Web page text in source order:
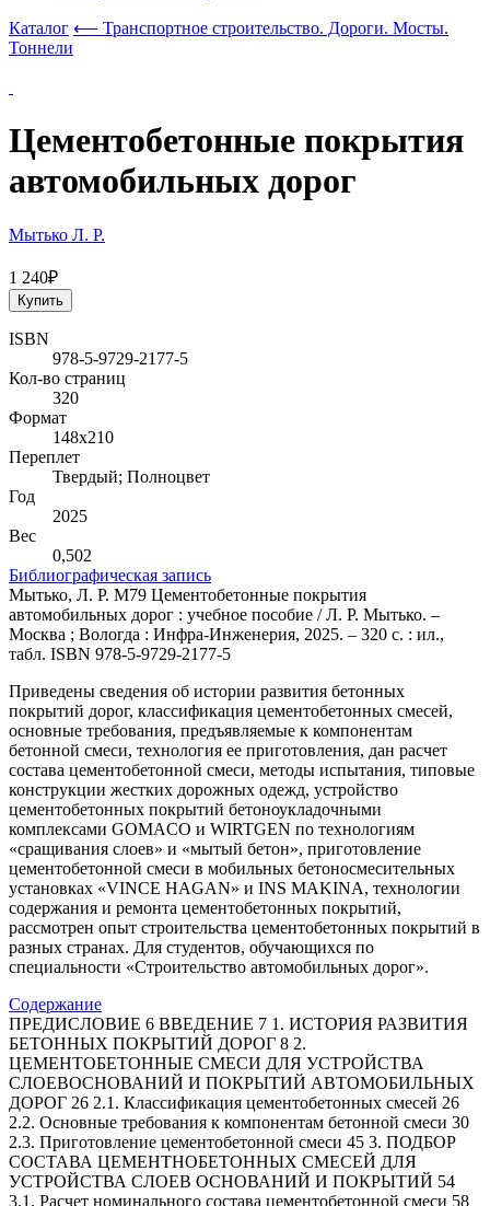
Каталог ⟵ Транспортное строительство. Дороги. Мосты.
Тоннели
Цементобетонные покрытия
автомобильных дорог
Мытько Л. Р.
1 240₽
Купить
ISBN
978-5-9729-2177-5
Кол-во страниц
320
Формат
148х210
Переплет
Твердый; Полноцвет
Год
2025
Вес
0,502
Библиографическая запись
Мытько, Л. Р. М79 Цементобетонные покрытия
автомобильных дорог : учебное пособие / Л. Р. Мытько. –
Москва ; Вологда : Инфра-Инженерия, 2025. – 320 с. : ил.,
табл. ISBN 978-5-9729-2177-5
Приведены сведения об истории развития бетонных
покрытий дорог, классификация цементобетонных смесей,
основные требования, предъявляемые к компонентам
бетонной смеси, технология ее приготовления, дан расчет
состава цементобетонной смеси, методы испытания, типовые
конструкции жестких дорожных одежд, устройство
цементобетонных покрытий бетоноукладочными
комплексами GOMACO и WIRTGEN по технологиям
«сращивания слоев» и «мытый бетон», приготовление
цементобетонной смеси в мобильных бетоносмесительных
установках «VINCE HAGAN» и INS MAKINA, технологии
содержания и ремонта цементобетонных покрытий,
рассмотрен опыт строительства цементобетонных покрытий в
разных странах. Для студентов, обучающихся по
специальности «Строительство автомобильных дорог».
Содержание
ПРЕДИСЛОВИЕ 6 ВВЕДЕНИЕ 7 1. ИСТОРИЯ РАЗВИТИЯ
БЕТОННЫХ ПОКРЫТИЙ ДОРОГ 8 2.
ЦЕМЕНТОБЕТОННЫЕ СМЕСИ ДЛЯ УСТРОЙСТВА
СЛОЕВОСНОВАНИЙ И ПОКРЫТИЙ АВТОМОБИЛЬНЫХ
ДОРОГ 26 2.1. Классификация цементобетонных смесей 26
2.2. Основные требования к компонентам бетонной смеси 30
2.3. Приготовление цементобетонной смеси 45 3. ПОДБОР
СОСТАВА ЦЕМЕНТНОБЕТОННЫХ СМЕСЕЙ ДЛЯ
УСТРОЙСТВА СЛОЕВ ОСНОВАНИЙ И ПОКРЫТИЙ 54
3.1. Расчет номинального состава цементобетонной смеси 58